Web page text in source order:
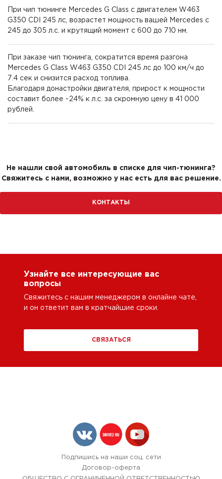
При чип тюнинге Mercedes G Class с двигателем W463
G350 CDI 245 лс, возрастет мощность вашей Mercedes с
245 до 305 л.с. и крутящий момент с 600 до 710 нм.
При заказе чип тюнинга, сократится время разгона
Mercedes G Class W463 G350 CDI 245 лс до 100 км/ч до
7.4 сек и снизится расход топлива.
Благодаря донастройки двигателя, прирост к мощности
составит более ~24% к л.с. за скромную цену в 41 000
рублей.
Не нашли свой автомобиль в списке для чип-тюнинга?
Свяжитесь с нами, возможно у нас есть для вас решение.
КОНТАКТЫ
Узнайте все интересующие вас
вопросы
Свяжитесь с нашим менеджером в онлайне чате,
и он ответит вам в кратчайшие сроки.
СВЯЗАТЬСЯ
Подпишись на наши соц. сети
Договор-оферта